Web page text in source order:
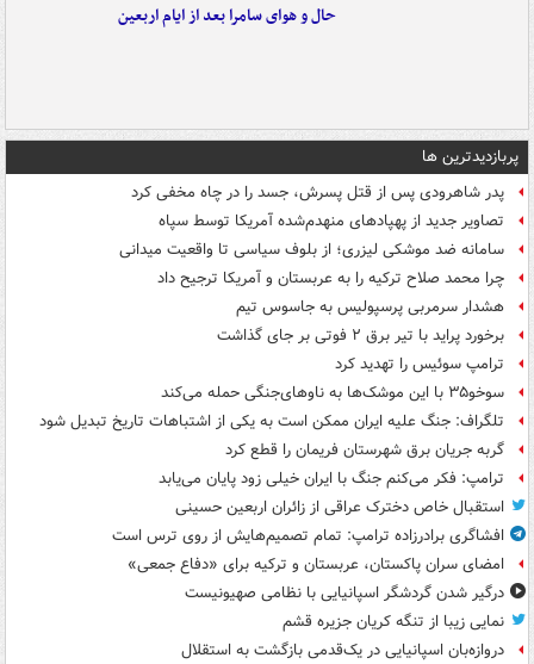
حال و هوای سامرا بعد از ایام اربعین
پربازدیدترین ها
پدر شاهرودی پس از قتل پسرش، جسد را در چاه مخفی کرد
تصاویر جدید از پهپادهای منهدم‌شده آمریکا توسط سپاه
سامانه ضد موشکی لیزری؛ از بلوف سیاسی تا واقعیت میدانی
چرا محمد صلاح ترکیه را به عربستان و آمریکا ترجیح داد
هشدار سرمربی پرسپولیس به جاسوس تیم
برخورد پراید با تیر برق ۲ فوتی بر جای گذاشت
ترامپ سوئیس را تهدید کرد
سوخو۳۵ با این موشک‌ها به ناوهای‌جنگی حمله می‌کند
تلگراف: جنگ علیه ایران ممکن است به یکی از اشتباهات تاریخ تبدیل شود
گربه جریان برق شهرستان فریمان را قطع کرد
ترامپ: فکر می‌کنم جنگ با ایران خیلی زود پایان می‌یابد
استقبال خاص دخترک عراقی از زائران اربعین حسینی
افشاگری برادرزاده ترامپ: تمام تصمیم‌هایش از روی ترس است
امضای سران پاکستان، عربستان و ترکیه برای «دفاع جمعی»
درگیر شدن گردشگر اسپانیایی با نظامی صهیونیست
نمایی زیبا از تنگه کریان جزیره قشم
دروازه‌بان اسپانیایی در یک‌قدمی بازگشت به استقلال